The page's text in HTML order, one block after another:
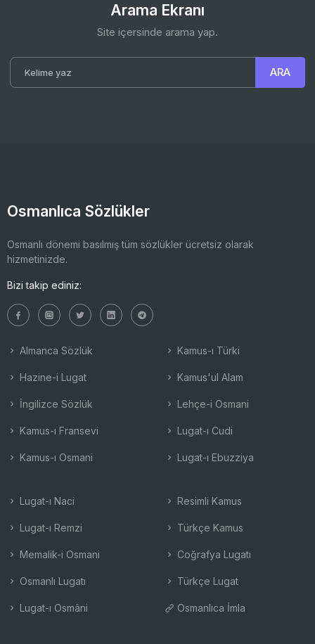
Arama Ekranı
Site içersinde arama yap.
Osmanlıca Sözlükler
Osmanlı dönemi basılmış tüm sözlükler ücretsiz olarak
hizmetinizde.
Bizi takip ediniz:
Almanca Sözlük
Hazine-i Lugat
İngilizce Sözlük
Kamus-ı Fransevi
Kamus-ı Osmani
Kamus-ı Türki
Kamus'ul Alam
Lehçe-i Osmani
Lugat-ı Cudi
Lugat-ı Ebuzziya
Lugat-ı Naci
Lugat-ı Remzi
Memalik-i Osmani
Osmanlı Lugatı
Lugat-ı Osmâni
Resimli Kamus
Türkçe Kamus
Coğrafya Lugatı
Türkçe Lugat
Osmanlıca İmla